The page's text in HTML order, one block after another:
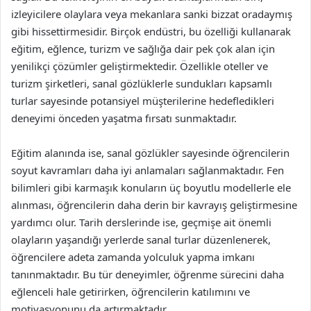
izleyicilere olaylara veya mekanlara sanki bizzat oradaymış
gibi hissettirmesidir. Birçok endüstri, bu özelliği kullanarak
eğitim, eğlence, turizm ve sağlığa dair pek çok alan için
yenilikçi çözümler geliştirmektedir. Özellikle oteller ve
turizm şirketleri, sanal gözlüklerle sundukları kapsamlı
turlar sayesinde potansiyel müşterilerine hedefledikleri
deneyimi önceden yaşatma fırsatı sunmaktadır.
Eğitim alanında ise, sanal gözlükler sayesinde öğrencilerin
soyut kavramları daha iyi anlamaları sağlanmaktadır. Fen
bilimleri gibi karmaşık konuların üç boyutlu modellerle ele
alınması, öğrencilerin daha derin bir kavrayış geliştirmesine
yardımcı olur. Tarih derslerinde ise, geçmişe ait önemli
olayların yaşandığı yerlerde sanal turlar düzenlenerek,
öğrencilere adeta zamanda yolculuk yapma imkanı
tanınmaktadır. Bu tür deneyimler, öğrenme sürecini daha
eğlenceli hale getirirken, öğrencilerin katılımını ve